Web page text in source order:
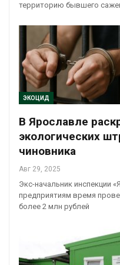
территорию бывшего
ЭКОЦИД
В Ярославле
экологических
чиновника
Авг 29, 2025
Экс-начальник инспекции
предприятиям время
более 2 млн рублей